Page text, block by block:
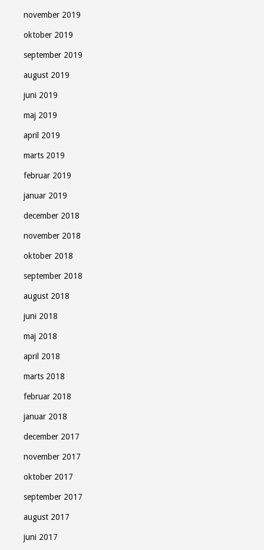
november 2019
oktober 2019
september 2019
august 2019
juni 2019
maj 2019
april 2019
marts 2019
februar 2019
januar 2019
december 2018
november 2018
oktober 2018
september 2018
august 2018
juni 2018
maj 2018
april 2018
marts 2018
februar 2018
januar 2018
december 2017
november 2017
oktober 2017
september 2017
august 2017
juni 2017